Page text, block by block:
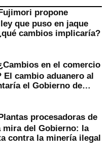
propone
que puso en jaque
cambios implicaría?
en el comercio
El cambio aduanero al
el Gobierno de
procesadoras de
mira del Gobierno: la
contra la minería ilegal